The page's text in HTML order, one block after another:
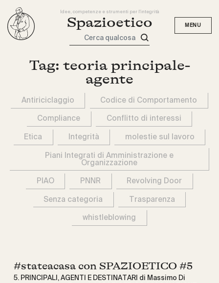
Idee, competenze e strumenti per l'integrità
Spazioetico
Cerca qualcosa
Tag: teoria principale-
agente
Antiriciclaggio Codice di Comportamento
Compliance Conflitto di interessi
Etica Integrità molestie sul lavoro
Piani Integrati di Amministrazione e
Organizzazione
PIAO PNNR Revolving Door
Senza categoria Trasparenza
whistleblowing
#stateacasa con SPAZIOETICO #5
5. PRINCIPALI, AGENTI E DESTINATARI di Massimo Di